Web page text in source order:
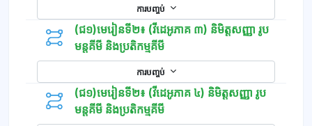
ការបញ្ចប់
(ជ១)មេរៀនទី២៖ (វីដេអូភាគ ៣) និមិត្តសញ្ញា រូប
មន្តគីមី និងប្រតិកម្មគីមី
ការបញ្ចប់
(ជ១)មេរៀនទី២៖ (វីដេអូភាគ ៤) និមិត្តសញ្ញា រូប
មន្តគីមី និងប្រតិកម្មគីមី